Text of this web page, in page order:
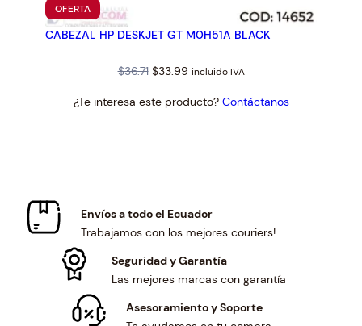
OFERTAPRODUCTO
EN
OFERTA
CABEZAL HP DESKJET GT M0H51A BLACK
$36.71 Original
was:
$33.99Current
is:
incluido IVA
¿Te interesa este producto? Contáctanos
Envíos a todo el Ecuador
Trabajamos con los mejores couriers!
Seguridad y Garantía
Las mejores marcas con garantía
Asesoramiento y Soporte